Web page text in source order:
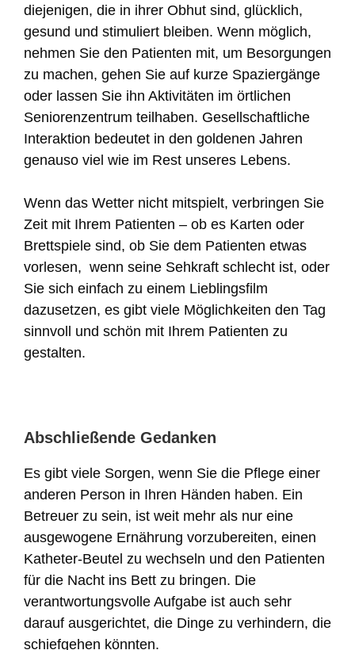
diejenigen, die in ihrer Obhut sind, glücklich,
gesund und stimuliert bleiben. Wenn möglich,
nehmen Sie den Patienten mit, um Besorgungen
zu machen, gehen Sie auf kurze Spaziergänge
oder lassen Sie ihn Aktivitäten im örtlichen
Seniorenzentrum teilhaben. Gesellschaftliche
Interaktion bedeutet in den goldenen Jahren
genauso viel wie im Rest unseres Lebens.
Wenn das Wetter nicht mitspielt, verbringen Sie
Zeit mit Ihrem Patienten – ob es Karten oder
Brettspiele sind, ob Sie dem Patienten etwas
vorlesen, wenn seine Sehkraft schlecht ist, oder
Sie sich einfach zu einem Lieblingsfilm
dazusetzen, es gibt viele Möglichkeiten den Tag
sinnvoll und schön mit Ihrem Patienten zu
gestalten.
Abschließende Gedanken
Es gibt viele Sorgen, wenn Sie die Pflege einer
anderen Person in Ihren Händen haben. Ein
Betreuer zu sein, ist weit mehr als nur eine
ausgewogene Ernährung vorzubereiten, einen
Katheter-Beutel zu wechseln und den Patienten
für die Nacht ins Bett zu bringen. Die
verantwortungsvolle Aufgabe ist auch sehr
darauf ausgerichtet, die Dinge zu verhindern, die
schiefgehen könnten.